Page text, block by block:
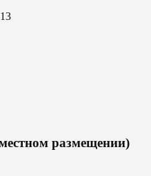
размещении)